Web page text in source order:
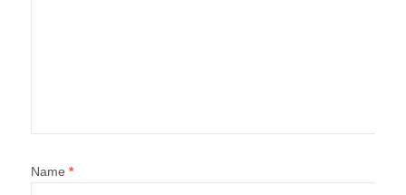
Name *